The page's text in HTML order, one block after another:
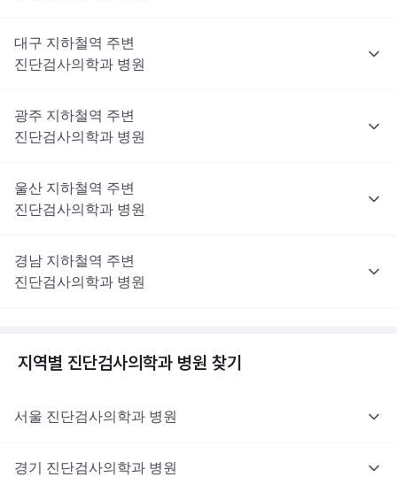
대구 지하철역 주변
진단검사의학과 병원
광주 지하철역 주변
진단검사의학과 병원
울산 지하철역 주변
진단검사의학과 병원
경남 지하철역 주변
진단검사의학과 병원
지역별 진단검사의학과 병원 찾기
서울 진단검사의학과 병원
경기 진단검사의학과 병원